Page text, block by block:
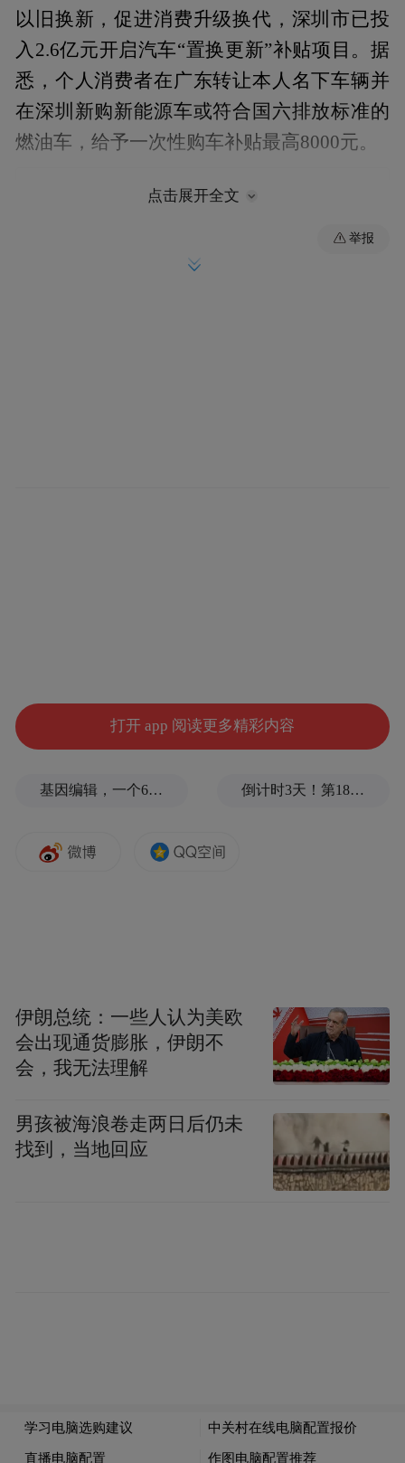
以旧换新，促进消费升级换代，深圳市已投
入2.6亿元开启汽车“置换更新”补贴项目。据
悉，个人消费者在广东转让本人名下车辆并
在深圳新购新能源车或符合国六排放标准的
燃油车，给予一次性购车补贴最高8000元。
及以下排量燃油乘用车的，补贴7000元。
省、河南省、北京市、上海市、宁夏等地的
至10000元，内蒙古个人消费者报废置换新能
小汽车增量指标社保限制，放宽名下仅有1辆
在深圳市登记的小汽车个人申请混合动力小
汽车增量指标的条件限制。
在乘联会秘书长崔东树看来，尽管“以旧换
新”政策在前期带来了消费者观望情绪，但其
对于车市的助推仍可期。“以旧换新政策落
扫低迷状态实现恢复性增长。”
点击展开全文
举报
打开 app 阅读更多精彩内容
基因编辑，一个6岁女孩之死 倒计时3天！第18届影响世界华人盛典即将启幕
伊朗总统：一些人认为美欧
会出现通货膨胀，伊朗不
会，我无法理解
男孩被海浪卷走两日后仍未
找到，当地回应